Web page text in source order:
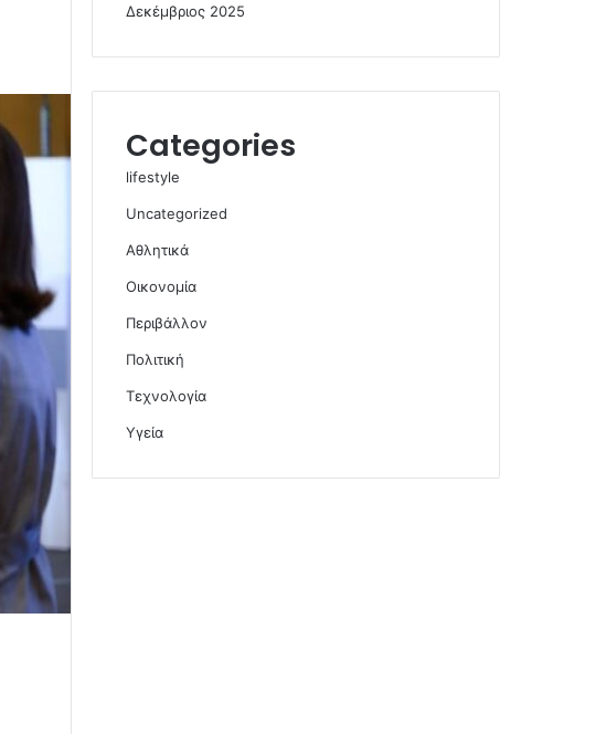
Δεκέμβριος 2025
Categories
lifestyle
Uncategorized
Αθλητικά
Οικονομία
Περιβάλλον
Πολιτική
Τεχνολογία
Υγεία